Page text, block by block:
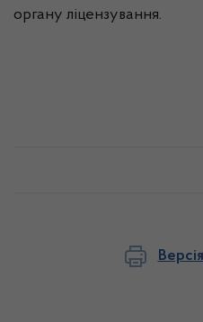
органу ліцензування.